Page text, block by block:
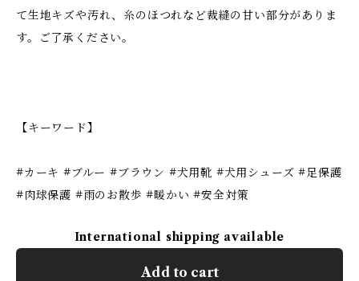
て生地キズや汚れ、糸のほつれなど裁縫の甘い部分がありま
す。ご了承ください。
【キーワード】
#カーキ #ブルー #ブラウン #犬用靴 #犬用シューズ #足保護
#肉球保護 #雨のお散歩 #暖かい #安全対策
International shipping available
Add to cart